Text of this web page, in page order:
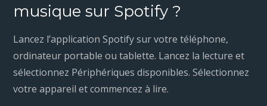
musique sur Spotify ?
Lancez l’application Spotify sur votre téléphone,
ordinateur portable ou tablette. Lancez la lecture et
sélectionnez Périphériques disponibles. Sélectionnez
votre appareil et commencez à lire.